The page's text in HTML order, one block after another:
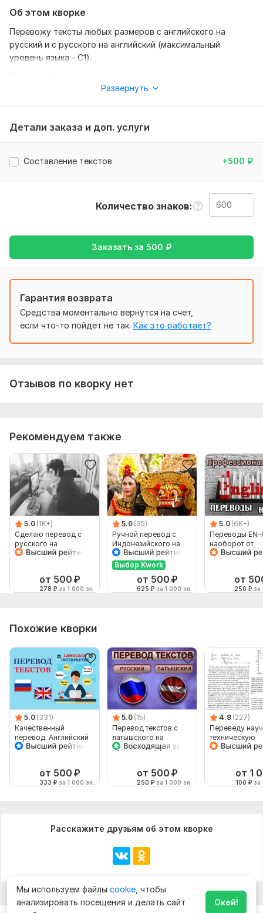
Об этом кворке
Перевожу тексты любых размеров с английского на
русский и с русского на английский (максимальный
уровень языка - C1).
• Обсудить со мной стоимость и размер работы
максимум задержка на 1 день)
Тематика: Кулинария,Медицина и здоровье,Отдых и
Туризм и путешествия
с Русского на Английский
Объем услуги в кворке: 600 знаков
Развернуть
Детали заказа и доп. услуги
Составление текстов +500 ₽
Количество знаков
Заказать за 500 ₽
Гарантия возврата
Средства моментально вернутся на счет,
если что-то пойдет не так. Как это работает?
Отзывов по кворку нет
Рекомендуем также
5.0 (1K+)
Сделаю перевод с
русского на
английский и
от 500 ₽
278 ₽ за 1 000 зн.
5.0 (35)
Ручной перевод с
Индонезийского на
Русский и наоборот
Выбор Kwork
от 500 ₽
625 ₽ за 1 000 зн.
5.0 (6K+)
Переводы EN-
наоборот от
от
250 ₽ за
Похожие кворки
5.0 (331)
Качественный
перевод. Английский
язык
от 500 ₽
333 ₽ за 1 000 зн.
5.0 (15)
Перевод текстов с
латышского на
русский и с русского
от 500 ₽
250 ₽ за 1 000 зн.
4.8 (227)
Переведу
техническую
документацию
от 1
100 ₽ за
Расскажите друзьям об этом кворке
Мы используем файлы cookie , чтобы
анализировать посещения и делать сайт
Окей!